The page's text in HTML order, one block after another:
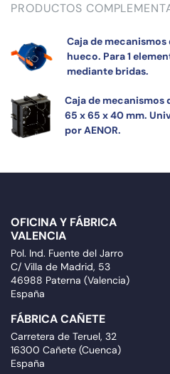
PRODUCTOS
Caja de
hueco. Para 1
mediante bridas.
Caja de mecanismos
65 x 65 x 40 mm.
por AENOR.
OFICINA Y FÁBRICA
VALENCIA
Pol. Ind. Fuente del Jarro
C/ Villa de Madrid, 53
46988 Paterna (Valencia)
España
FÁBRICA CAÑETE
Carretera de Teruel, 32
16300 Cañete (Cuenca)
España